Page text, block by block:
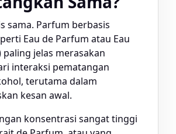
sama. Parfum berbasis
Eau de Parfum atau Eau
paling jelas merasakan
interaksi pematangan
terutama dalam
kesan awal.
konsentrasi sangat tinggi